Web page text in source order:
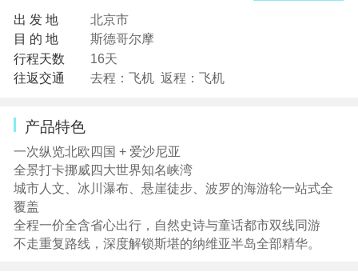
出 发 地
北京市
目 的 地
斯德哥尔摩
行程天数
16天
往返交通
去程：飞机 返程：飞机
产品特色
一次纵览北欧四国 + 爱沙尼亚
全景打卡挪威四大世界知名峡湾
城市人文、冰川瀑布、悬崖徒步、波罗的海游轮一站式全
覆盖
全程一价全含省心出行，自然史诗与童话都市双线同游
不走重复路线，深度解锁斯堪的纳维亚半岛全部精华。